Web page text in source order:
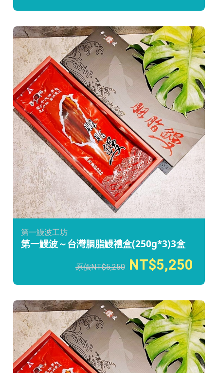
第一鰻波工坊
第一鰻波～台灣胭脂鰻禮盒(250g*3)3盒
5,250 5,250